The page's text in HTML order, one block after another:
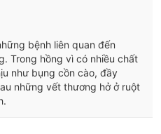
bệnh liên quan đến
Trong hồng vì có nhiều chất
như bụng cồn cào, đầy
những vết thương hở ở ruột